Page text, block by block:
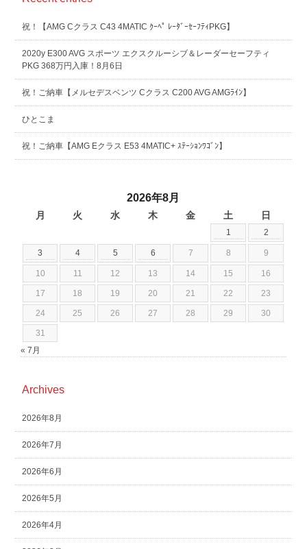
祝！【AMG Cクラス C43 4MATIC ｸｰﾍﾟ ﾚｰﾀﾞｰｾｰﾌﾃｨPKG】
2020y E300 AVG スポーツ エクスクルーシブ＆レーダーセーフティ
PKG 368万円入庫！8月6日
祝！ご納車【メルセデスベンツ Cクラス C200 AVG AMGﾗｲﾝ】
ひとこま
祝！ご納車【AMG Eクラス E53 4MATIC+ ｽﾃｰｼｮﾝﾜｺﾞﾝ】
2026年8月
月 火 水 木 金 土 日
1 2
3 4 5 6 7 8 9
10 11 12 13 14 15 16
17 18 19 20 21 22 23
24 25 26 27 28 29 30
31
« 7月
Archives
2026年8月
2026年7月
2026年6月
2026年5月
2026年4月